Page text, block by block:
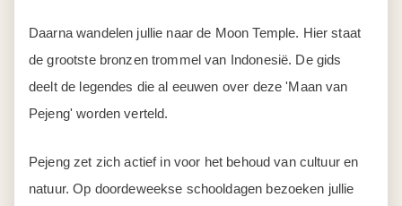
Daarna wandelen jullie naar de Moon Temple. Hier staat
de grootste bronzen trommel van Indonesië. De gids
deelt de legendes die al eeuwen over deze 'Maan van
Pejeng' worden verteld.
Pejeng zet zich actief in voor het behoud van cultuur en
natuur. Op doordeweekse schooldagen bezoeken jullie